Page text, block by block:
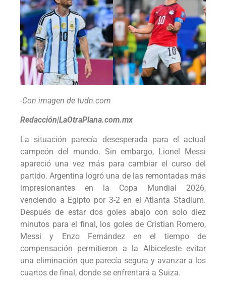
-Con imagen de tudn.com
Redacción|LaOtraPlana.com.mx
La situación parecía desesperada para el actual
campeón del mundo. Sin embargo, Lionel Messi
apareció una vez más para cambiar el curso del
partido. Argentina logró una de las remontadas más
impresionantes en la Copa Mundial 2026,
venciendo a Egipto por 3-2 en el Atlanta Stadium.
Después de estar dos goles abajo con solo diez
minutos para el final, los goles de Cristian Romero,
Messi y Enzo Fernández en el tiempo de
compensación permitieron a la Albiceleste evitar
una eliminación que parecía segura y avanzar a los
cuartos de final, donde se enfrentará a Suiza.